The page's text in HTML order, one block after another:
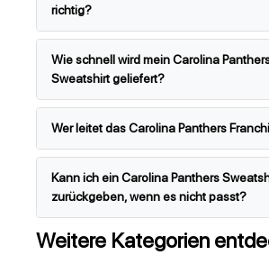
richtig?
Wie schnell wird mein Carolina
Sweatshirt geliefert?
Wer leitet das Carolina Panthers
Kann ich ein Carolina Panthers
zurückgeben, wenn es nicht passt?
Weitere Kategorien